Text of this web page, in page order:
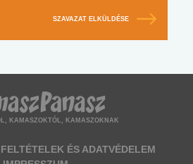
SZAVAZAT ELKÜLDÉSE
KAMASZOKTÓL, KAMASZOKNAK
ÉS ADATVÉDELEM